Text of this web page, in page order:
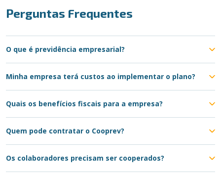
Perguntas Frequentes
O que é previdência empresarial?
Minha empresa terá custos ao implementar o plano?
Quais os benefícios fiscais para a empresa?
Quem pode contratar o Cooprev?
Os colaboradores precisam ser cooperados?